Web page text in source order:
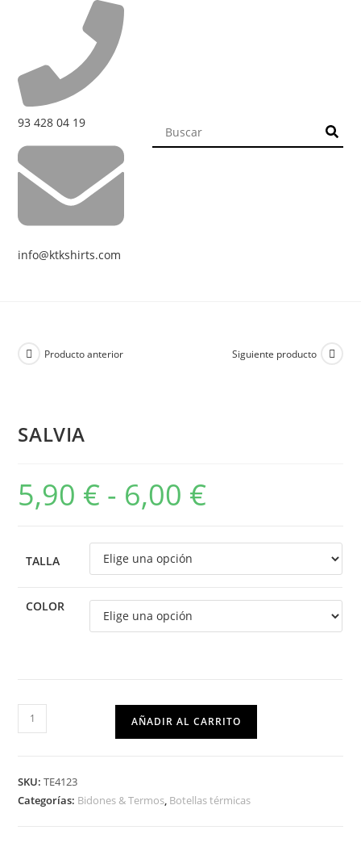
93 428 04 19
info@ktkshirts.com
Producto anterior Siguiente producto
SALVIA
5,90 € - 6,00 €
TALLA
COLOR
AÑADIR AL CARRITO
SKU:TE4123
Categorías: Bidones & Termos Botellas térmicas